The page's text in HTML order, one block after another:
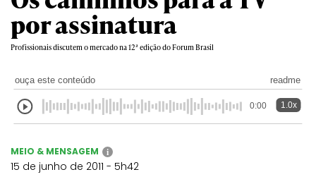
por assinatura
Profissionais discutem o mercado na 12ª edição do Forum Brasil
ouça este conteúdo readme
0:00 1.0x
MEIO & MENSAGEM i
15 de junho de 2011 - 5h42